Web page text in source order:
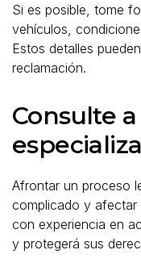
Si es posible, tome
vehículos,
Estos detalles
reclamación.
Consulte
Afrontar un proceso
complicado y afectar
con experiencia en
y protegerá sus